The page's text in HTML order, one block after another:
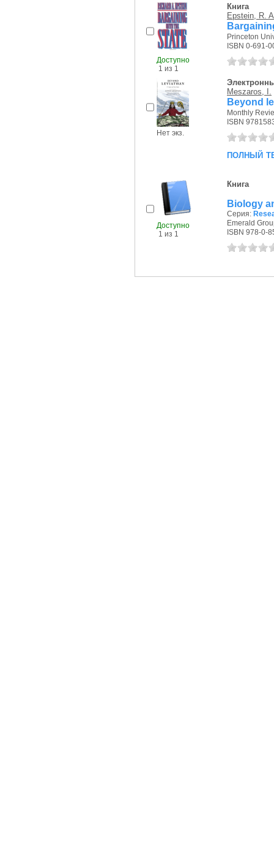
Доступно
1 из 1
Книга
Epstein, R.
Princeton
ISBN 0-691-
Нет экз.
Meszaros, I.
Beyond
Monthly
ISBN
полный
Доступно
1 из 1
Книга
Biology
Серия:
Emerald
ISBN 978-0-